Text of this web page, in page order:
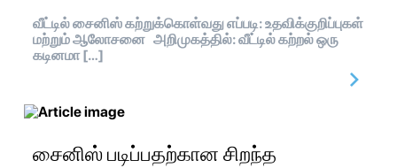
வீட்டில் சைனிஸ் கற்றுக்கொள்வது எப்படி: உதவிக்குறிப்புகள்
மற்றும் ஆலோசனை அறிமுகத்தில்: வீட்டில் கற்றல் ஒரு
கடினமா […]
சைனிஸ் படிப்பதற்கான சிறந்த